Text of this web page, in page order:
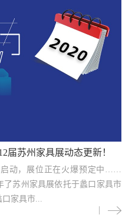
届苏州家具展动态更新！
动，展位正在火爆预定中……
了苏州家具展依托于蠡口家具市
家具市...